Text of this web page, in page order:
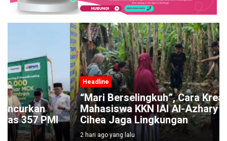
Headline
“Mari Berselingkuh”, Cara Kreatif
Mahasiswa KKN IAI Al-Azhary dan Warga
Cihea Jaga Lingkungan
2 hari ago yang lalu